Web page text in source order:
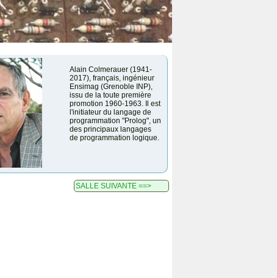
Alain Colmerauer (1941-
2017), français, ingénieur
Ensimag (Grenoble INP),
issu de la toute première
promotion 1960-1963. Il est
l'initiateur du langage de
programmation "Prolog", un
des principaux langages
de programmation logique.
SALLE SUIVANTE ==>